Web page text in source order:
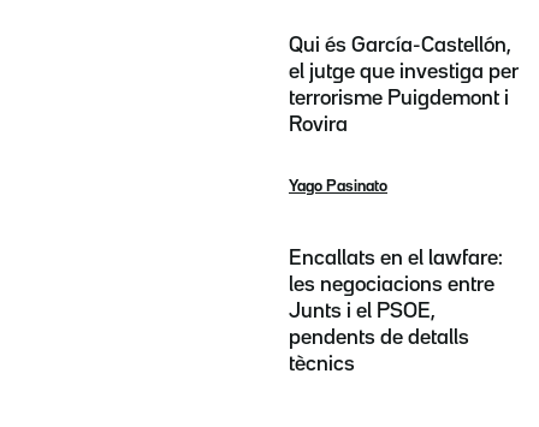
Qui és García-Castellón,
el jutge que investiga per
terrorisme Puigdemont i
Rovira
Yago Pasinato
Encallats en el lawfare:
les negociacions entre
Junts i el PSOE,
pendents de detalls
tècnics